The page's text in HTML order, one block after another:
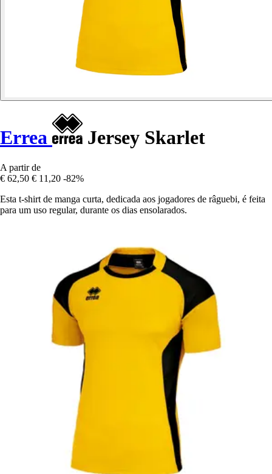
Errea Jersey Skarlet
A partir de
€ 62,50 € 11,20 -82%
Esta t-shirt de manga curta, dedicada aos jogadores de râguebi, é feita
para um uso regular, durante os dias ensolarados.